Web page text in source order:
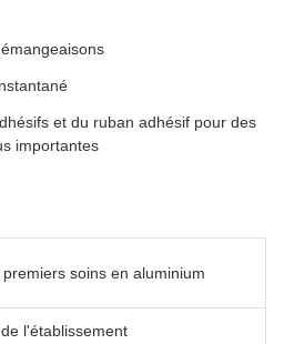
et du ruban adhésif pour des
importantes
soins en aluminium
l'établissement